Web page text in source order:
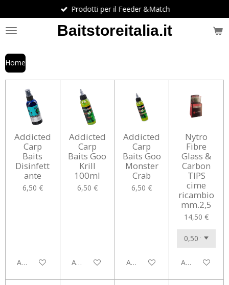
al
contenuto
Baitstoreitalia.it
Prodotti per il Feeder &Match
Home
Addicted
Carp
Baits
Disinfett
ante
6,50 €
Aggiungi al carrello
Addicted
Carp
Baits Goo
Krill
100ml
6,50 €
Aggiungi al carrello
Addicted
Carp
Baits Goo
Monster
Crab
6,50 €
Aggiungi al carrello
Nytro
Fibre
Glass &
Carbon
TIPS
cime
ricambio
mm.2,5
14,50 €
Aggiungi al